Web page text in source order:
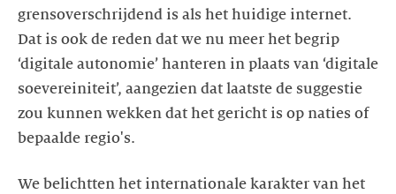
grensoverschrijdend is als het huidige internet.
Dat is ook de reden dat we nu meer het begrip
‘digitale autonomie’ hanteren in plaats van ‘digitale
soevereiniteit’, aangezien dat laatste de suggestie
zou kunnen wekken dat het gericht is op naties of
We belichtten het internationale karakter van het